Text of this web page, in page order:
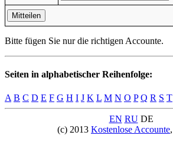
Mitteilen
Bitte fügen Sie nur die richtigen Accounte.
Seiten in alphabetischer Reihenfolge:
A B C D E F G H I J K L M N O P Q R S T
EN RUDE
(c) 2013 Kostenlose Accounte,